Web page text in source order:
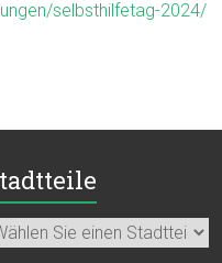
selbsthilfetag-2024/